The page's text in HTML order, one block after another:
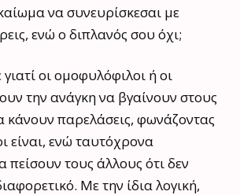
να συνευρίσκεσαι με
ενώ ο διπλανός σου όχι;
οι ομοφυλόφιλοι ή οι
την ανάγκη να βγαίνουν στους
κάνουν παρελάσεις, φωνάζοντας
είναι, ενώ ταυτόχρονα
τους άλλους ότι δεν
Με την ίδια λογική,